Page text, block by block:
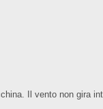
Il vento non gira